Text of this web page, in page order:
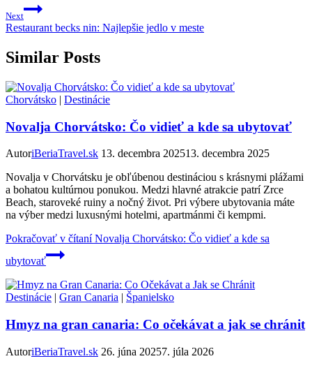
Next
Restaurant becks nin: Najlepšie jedlo v meste
Similar Posts
Chorvátsko | Destinácie
Novalja Chorvátsko: Čo vidieť a kde sa ubytovať
AutoriBeriaTravel.sk 13. decembra 202513. decembra 2025
Novalja v Chorvátsku je obľúbenou destináciou s krásnymi plážami
a bohatou kultúrnou ponukou. Medzi hlavné atrakcie patrí Zrce
Beach, staroveké ruiny a nočný život. Pri výbere ubytovania máte
na výber medzi luxusnými hotelmi, apartmánmi či kempmi.
Pokračovať v čítaníNovalja Chorvátsko: Čo vidieť a kde sa
ubytovať
Destinácie | Gran Canaria | Španielsko
Hmyz na gran canaria: Co očekávat a jak se chránit
AutoriBeriaTravel.sk 26. júna 20257. júla 2026